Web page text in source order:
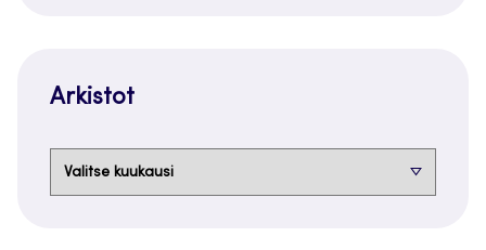
Arkistot